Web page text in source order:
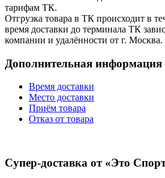
тарифам ТК.
Отгрузка товара в ТК происходит в
время доставки до терминала ТК
компании и удалённости от г. Москва.
Дополнительная информация
Время доставки
Место доставки
Приём товара
Отказ от товара
Супер-доставка от «Это